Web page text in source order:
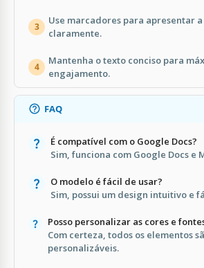
3
Use marcadores para apresentar
claramente.
4
Mantenha o texto conciso para
engajamento.
FAQ
É compatível com o Google Docs?
Sim, funciona com Google Docs e
O modelo é fácil de usar?
Sim, possui um design intuitivo e
Posso personalizar as cores e
Com certeza, todos os elementos
personalizáveis.